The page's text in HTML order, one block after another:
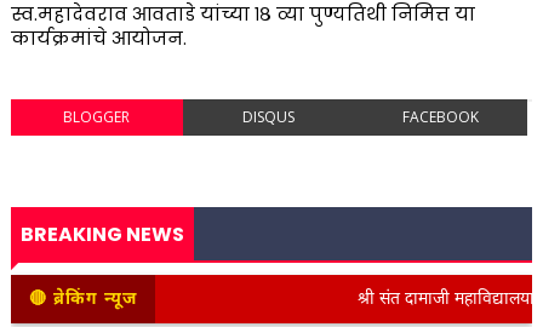
स्व.महादेवराव आवताडे यांच्या १८ व्या पुण्यतिथी निमित्त या
कार्यक्रमांचे आयोजन.
BLOGGER DISQUS FACEBOOK
BREAKING NEWS
🔴 ब्रेकिंग न्यूज श्री संत दामाजी महाविद्यालयात